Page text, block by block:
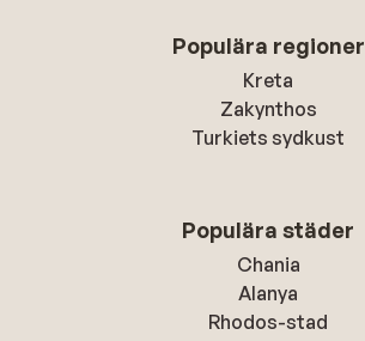
Populära regioner
Kreta
Zakynthos
Turkiets sydkust
Populära städer
Chania
Alanya
Rhodos-stad